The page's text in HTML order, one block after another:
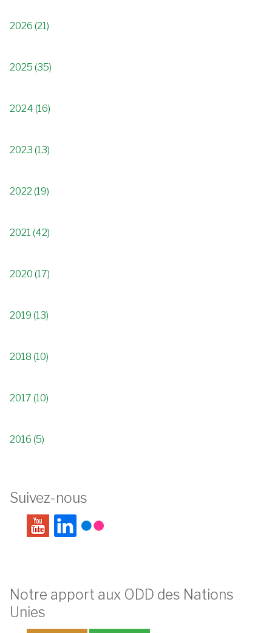
2026 (21)
2025 (35)
2024 (16)
2023 (13)
2022 (19)
2021 (42)
2020 (17)
2019 (13)
2018 (10)
2017 (10)
2016 (5)
Suivez-nous
Notre apport aux ODD des Nations
Unies